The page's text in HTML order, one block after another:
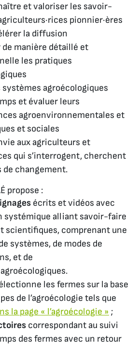
et valoriser les savoir-
pionnier·ères
la diffusion
de manière détaillé et
les pratiques
systèmes agroécologiques
et évaluer leurs
agroenvironnementales et
et sociales
aux agriculteurs et
qui s’interrogent, cherchent
de changement.
propose :
écrits et vidéos avec
systémique alliant savoir-faire
scientifiques, comprenant une
systèmes, de modes de
et de
les fermes sur la base
de l’agroécologie tels que
la page « l’agroécologie » ;
correspondant au suivi
des fermes avec un retour